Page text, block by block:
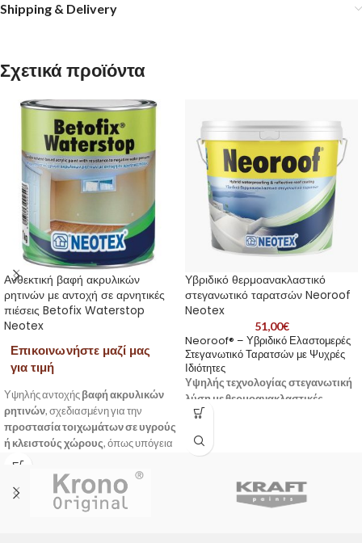
Shipping & Delivery
Σχετικά προϊόντα
Ανθεκτική βαφή ακρυλικών
ρητινών με αντοχή σε αρνητικές
πιέσεις Betofix Waterstop
Neotex
Επικοινωνήστε μαζί μας
για τιμή
Υψηλής αντοχής βαφή ακρυλικών
ρητινών, σχεδιασμένη για την
προστασία τοιχωμάτων σε υγρούς
ή κλειστούς χώρους, όπως υπόγεια
και κλιματιζόμενες περιοχές.
Χάρη στην ανθεκτικότητά της σε
αρνητικές πιέσεις, αποτελεί ιδανική
λύση για επιφάνειες που δέχονται
Υβριδικό θερμοανακλαστικό
στεγανωτικό ταρατσών Neoroof
Neotex
51,00€
Neoroof® – Υβριδικό Ελαστομερές
Στεγανωτικό Ταρατσών με Ψυχρές
Ιδιότητες
Υψηλής τεχνολογίας στεγανωτική
λύση με θερμοανακλαστικές
ιδιότητες για ενεργειακή απόδοση